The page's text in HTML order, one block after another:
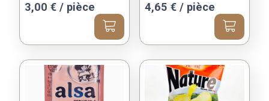
3,00 € / pièce 4,65 € / pièce